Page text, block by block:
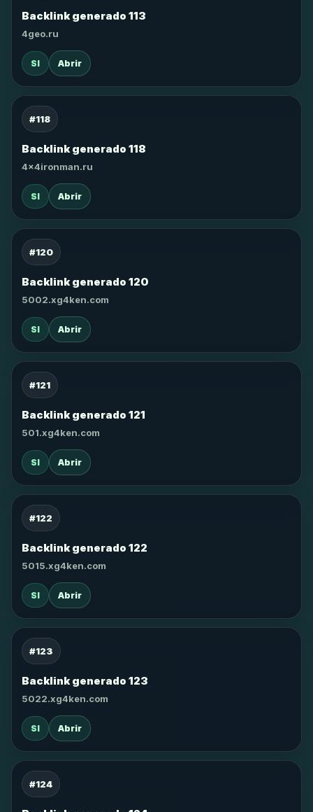
Backlink generado 113
4geo.ru
SI Abrir
#118
Backlink generado 118
4x4ironman.ru
SI Abrir
#120
Backlink generado 120
5002.xg4ken.com
SI Abrir
#121
Backlink generado 121
501.xg4ken.com
SI Abrir
#122
Backlink generado 122
5015.xg4ken.com
SI Abrir
#123
Backlink generado 123
5022.xg4ken.com
SI Abrir
#124